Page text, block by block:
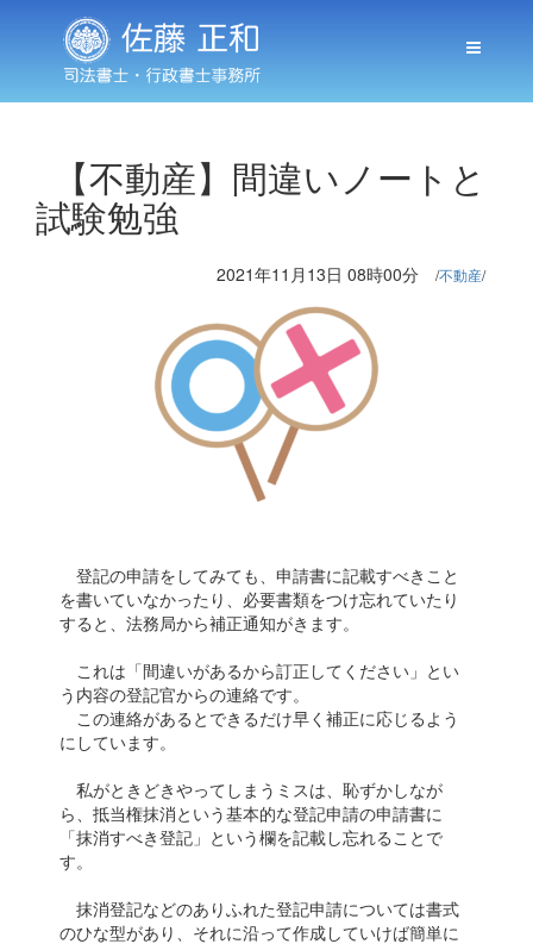
【不動産】間違いノートと
試験勉強
2021年11月13日 08時00分 不動産
登記の申請をしてみても、申請書に記載すべきこと
を書いていなかったり、必要書類をつけ忘れていたり
すると、法務局から補正通知がきます。
これは「間違いがあるから訂正してください」とい
う内容の登記官からの連絡です。
この連絡があるとできるだけ早く補正に応じるよう
にしています。
私がときどきやってしまうミスは、恥ずかしなが
ら、抵当権抹消という基本的な登記申請の申請書に
「抹消すべき登記」という欄を記載し忘れることで
す。
抹消登記などのありふれた登記申請については書式
のひな型があり、それに沿って作成していけば簡単に